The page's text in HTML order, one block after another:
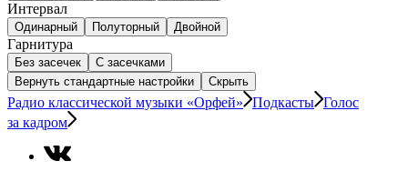
Интервал
Одинарный Полуторный Двойной
Гарнитура
Без засечек
С засечками
Вернуть стандартные настройки
Скрыть
Радио классической музыки «Орфей» Подкасты Голос
за кадром